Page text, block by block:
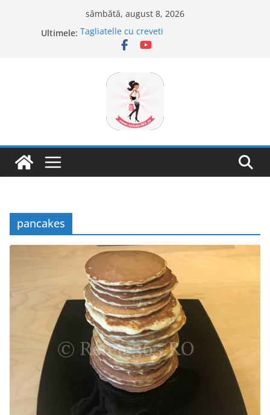
sâmbătă, august 8, 2026
Ultimele: Tagliatelle cu creveti
Clafoutis cu cirese
Savarine
pancakes